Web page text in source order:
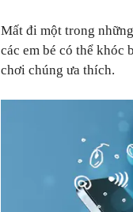
Mất đi một trong
các em bé có thể khóc
chơi chúng ưa thích.